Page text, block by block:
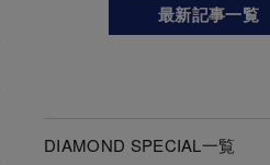
最新記事一覧
DIAMOND SPECIAL一覧